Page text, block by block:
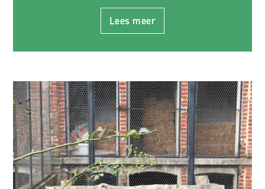
Lees meer